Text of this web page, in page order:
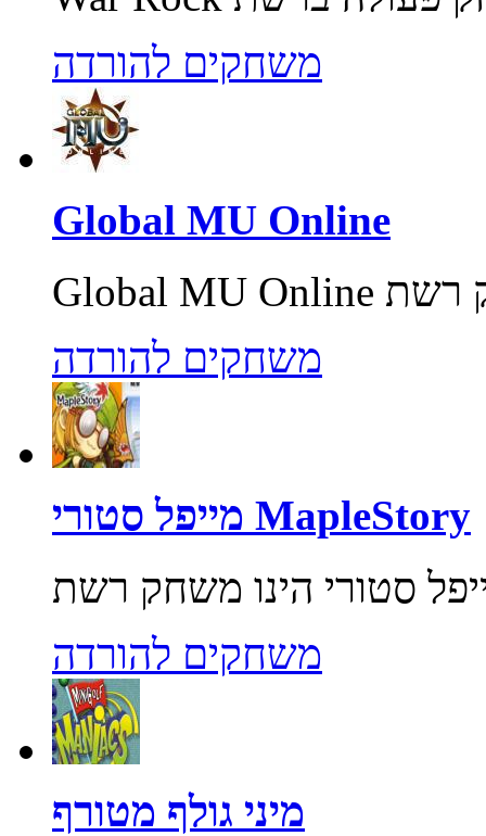
משחקים להורדה
Global MU Online
משחקים להורדה
מייפל סטורי MapleStory
משחקים להורדה
מיני גולף מטורף